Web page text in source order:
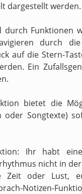
dargestellt werden.
durch Funktionen
durch
auf die Stern-
Ein
bietet die
oder Songtexte)
Ihr habt
nicht in
Zeit oder Lust,
Notizen-